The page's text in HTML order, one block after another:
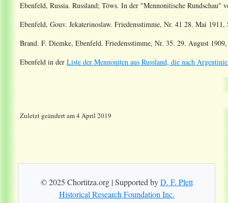
Ebenfeld, Russia. Russland; Töws. In der "Mennonitische Rundschau"
Ebenfeld, Gouv. Jekaterinoslaw. Friedensstimme, Nr. 41 28. Mai
Brand. F. Diemke, Ebenfeld. Friedensstimme, Nr. 35. 29. August
Ebenfeld in der Liste der Mennoniten aus Russland, die nach
Zuletzt geändert am 4 April 2019
© 2025 Chortitza.org | Supported byD. F. Plett
Historical Research Foundation Inc.